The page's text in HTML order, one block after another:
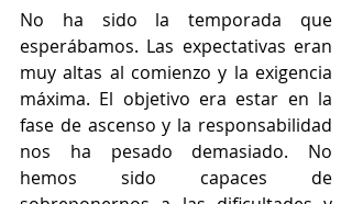
No ha sido la temporada que
esperábamos. Las expectativas eran
muy altas al comienzo y la exigencia
máxima. El objetivo era estar en la
fase de ascenso y la responsabilidad
nos ha pesado demasiado. No
hemos sido capaces de